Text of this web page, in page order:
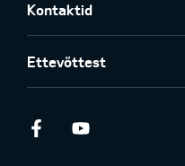
Kontaktid
Ettevõttest
Facebook